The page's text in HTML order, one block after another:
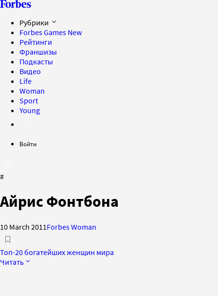
Рубрики
Forbes Games New
Рейтинги
Франшизы
Подкасты
Видео
Life
Woman
Sport
Young
Войти
#
Айрис Фонтбона
10 March 2011 Forbes Woman
Топ-20 богатейших женщин мира
Читать